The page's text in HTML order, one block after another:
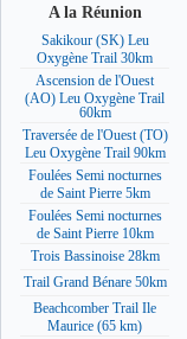
A la Réunion
Sakikour (SK) Leu
Oxygène Trail 30km
Ascension de l'Ouest
(AO) Leu Oxygène Trail
60km
Traversée de l'Ouest (TO)
Leu Oxygène Trail 90km
Foulées Semi nocturnes
de Saint Pierre 5km
Foulées Semi nocturnes
de Saint Pierre 10km
Trois Bassinoise 28km
Trail Grand Bénare 50km
Beachcomber Trail Ile
Maurice (65 km)